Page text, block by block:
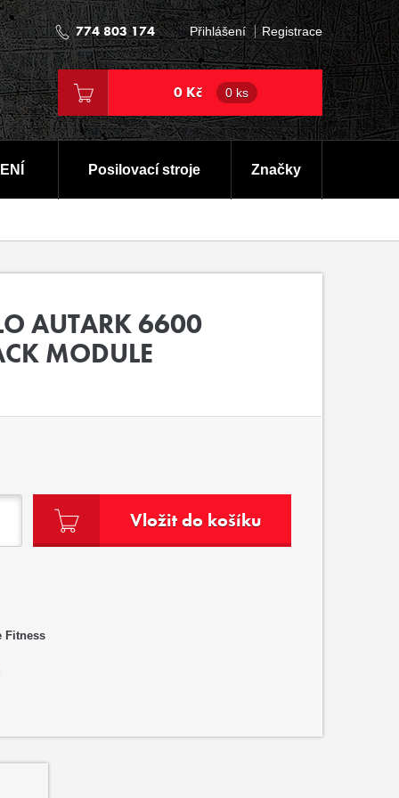
774 803 174 Přihlášení Registrace
0 Kč 0 ks
Posilovací stroje Značky
AUTARK 6600
MODULE
Vložit do košíku
Fitness